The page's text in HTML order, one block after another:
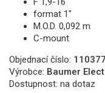
format 1"
M.O.D. 0,092 m
C-mount
Objednací číslo:
Výrobce: Baumer
Dostupnost: na dotaz